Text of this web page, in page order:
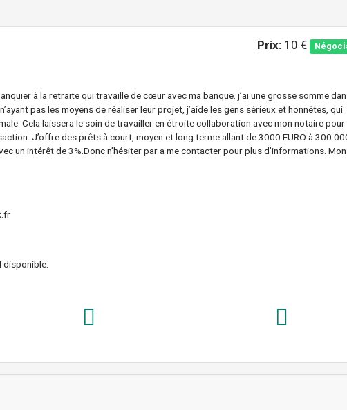
Prix: 10 €
à la retraite qui travaille de cœur avec ma banque. j’ai une grosse somme
pas les moyens de réaliser leur projet, j’aide les gens sérieux et honnêtes, qui
Cela laissera le soin de travailler en étroite collaboration avec mon notaire pour
J’offre des prêts à court, moyen et long terme allant de 3000 EURO à
un intérêt de 3%.Donc n’hésiter par a me contacter pour plus d’informations. Mon